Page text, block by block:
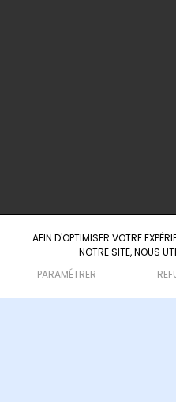
AFIN D'OPTIMISER VOTRE
NOTRE SITE, NOUS
PARAMÉTRER
Agence d'ingénierie culturelle &
— depuis 2008